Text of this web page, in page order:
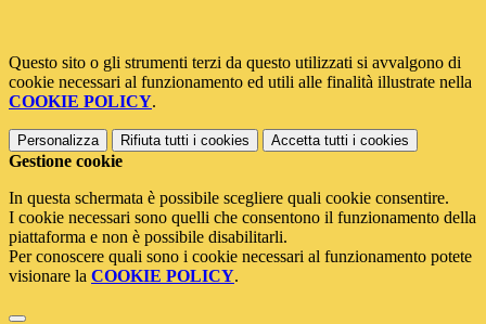
Questo sito o gli strumenti terzi da questo utilizzati si avvalgono di
cookie necessari al funzionamento ed utili alle finalità illustrate nella
COOKIE POLICY.
Personalizza Rifiuta tutti i cookies Accetta tutti i cookies
Gestione cookie
In questa schermata è possibile scegliere quali cookie consentire.
I cookie necessari sono quelli che consentono il funzionamento della
piattaforma e non è possibile disabilitarli.
Per conoscere quali sono i cookie necessari al funzionamento potete
visionare la COOKIE POLICY.